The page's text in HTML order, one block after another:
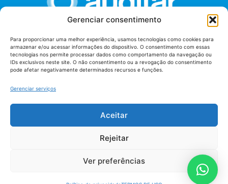
Gerenciar consentimento
Para proporcionar uma melhor experiência, usamos tecnologias como cookies para
armazenar e/ou acessar informações do dispositivo. O consentimento com essas
tecnologias nos permite processar dados como comportamento da navegação ou
IDs exclusivos neste site. O não consentimento ou a revogação do consentimento
pode afetar negativamente determinados recursos e funções.
Gerenciar serviços
Aceitar
Rejeitar
Ver preferências
União dos Auditores Federais de Controle Externo -
AUDITAR
Setor de Administração Federal Sul (SAF/Sul), Qd. 04, Lt. 01
Tribunal de Contas da União (TCU), Subsolo, Sala S04
Termos de uso